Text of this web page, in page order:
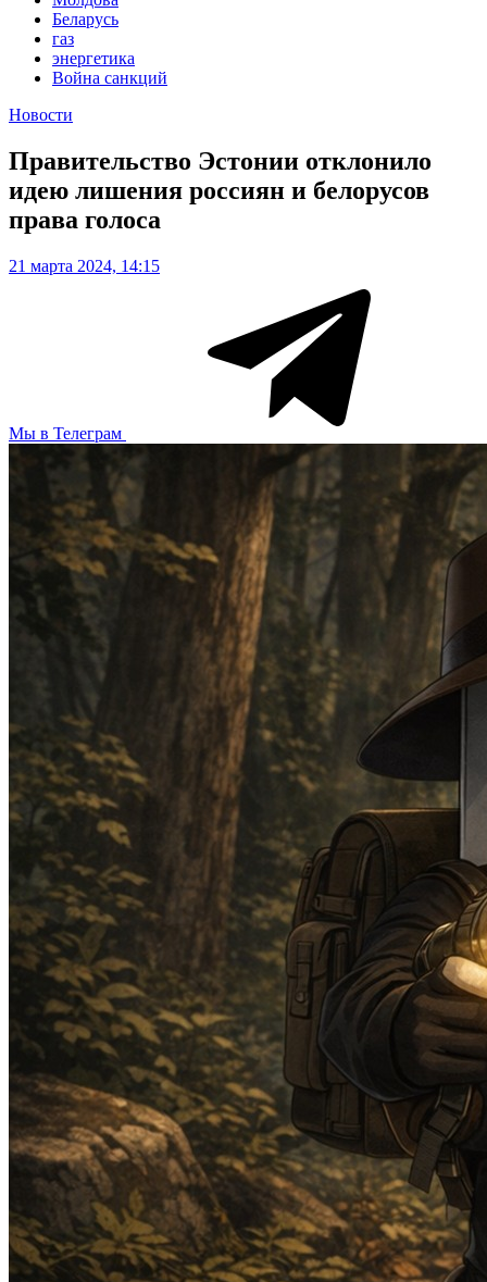
Беларусь
газ
энергетика
Война санкций
Новости
Правительство Эстонии отклонило
идею лишения россиян и белорусов
права голоса
21 марта 2024, 14:15
Мы в Телеграм